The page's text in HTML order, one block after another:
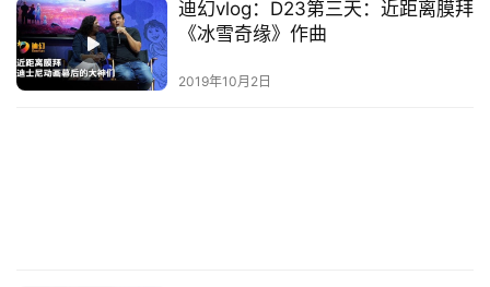
迪幻vlog：D23第三天：近距离膜拜
《冰雪奇缘》作曲
2019年10月2日